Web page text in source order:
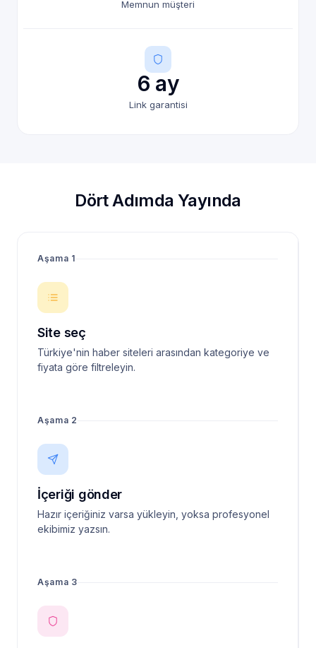
Memnun müşteri
6 ay
Link garantisi
Dört Adımda Yayında
Aşama 1
Site seç
Türkiye'nin haber siteleri arasından kategoriye ve
fiyata göre filtreleyin.
Aşama 2
İçeriği gönder
Hazır içeriğiniz varsa yükleyin, yoksa profesyonel
ekibimiz yazsın.
Aşama 3